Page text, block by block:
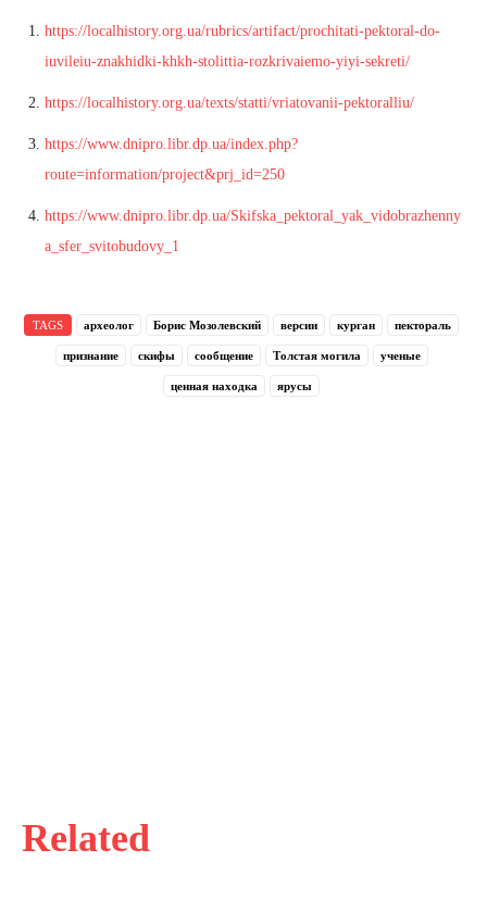
Related
https://localhistory.org.ua/rubrics/artifact/prochitati-pektoral-do-
iuvileiu-znakhidki-khkh-stolittia-rozkrivaiemo-yiyi-sekreti/
https://localhistory.org.ua/texts/statti/vriatovanii-pektoralliu/
https://www.dnipro.libr.dp.ua/index.php?
route=information/project&prj_id=250
https://www.dnipro.libr.dp.ua/Skifska_pektoral_yak_vidobrazhenny
a_sfer_svitobudovy_1
TAGS археолог Борис Мозолевский версии курган пектораль
признание скифы сообщение Толстая могила ученые
ценная находка ярусы